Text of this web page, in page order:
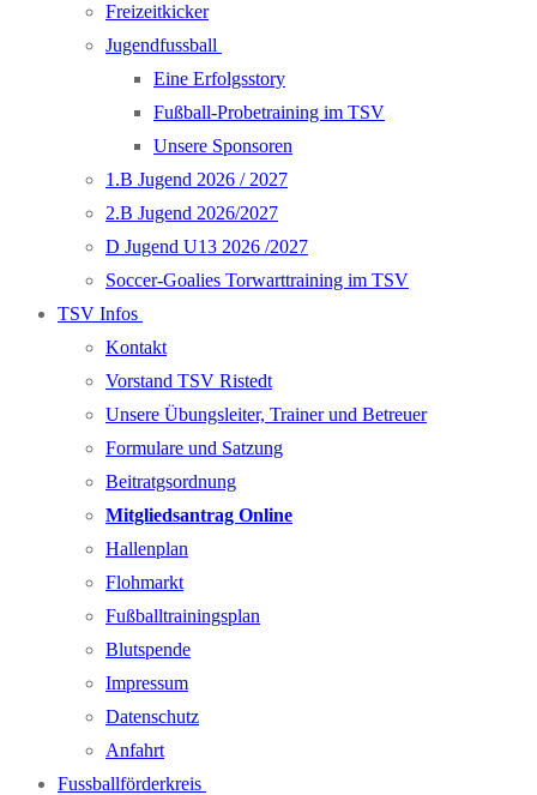
Freizeitkicker
Jugendfussball
Eine Erfolgsstory
Fußball-Probetraining im TSV
Unsere Sponsoren
1.B Jugend 2026 / 2027
2.B Jugend 2026/2027
D Jugend U13 2026 /2027
Soccer-Goalies Torwarttraining im TSV
TSV Infos
Kontakt
Vorstand TSV Ristedt
Unsere Übungsleiter, Trainer und Betreuer
Formulare und Satzung
Beitratgsordnung
Mitgliedsantrag Online
Hallenplan
Flohmarkt
Fußballtrainingsplan
Blutspende
Impressum
Datenschutz
Anfahrt
Fussballförderkreis